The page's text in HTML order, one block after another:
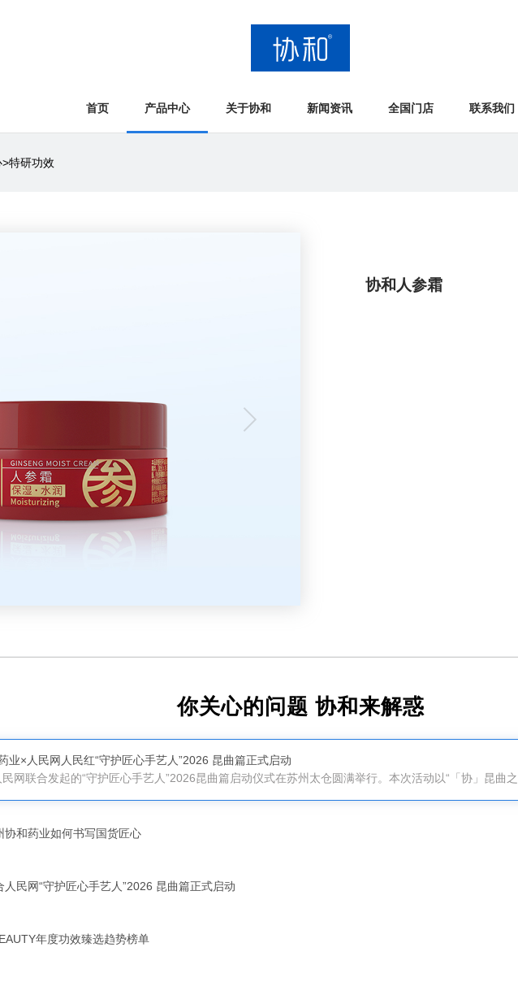
首页 产品中心 关于协和 新闻资讯 全国门店 联系我们
>特研功效
协和人参霜
你关心的问题 协和来解惑
业×人民网人民红“守护匠心手艺人”2026 昆曲篇正式启动
协和药业如何书写国货匠心
民网“守护匠心手艺人”2026 昆曲篇正式启动
年度功效臻选趋势榜单